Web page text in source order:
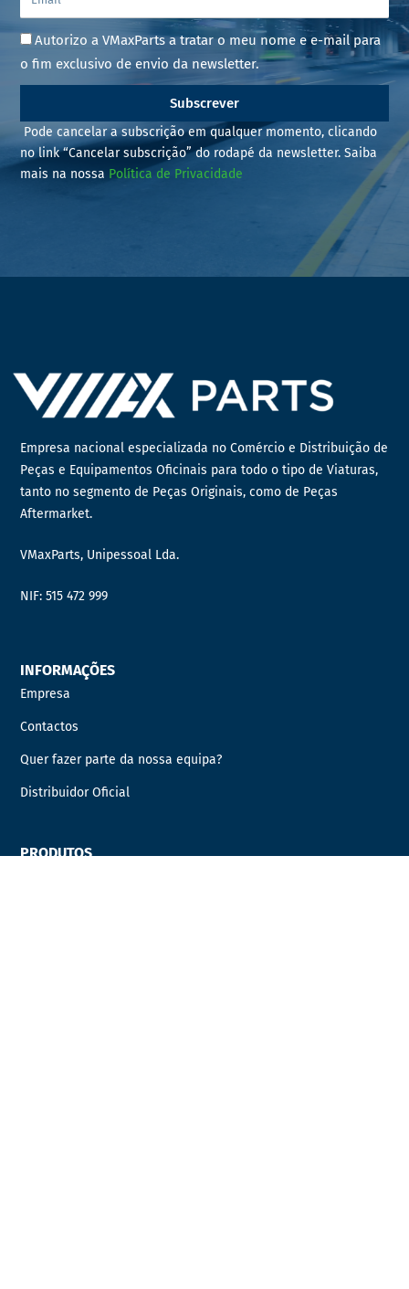
Autorizo a VMaxParts a tratar o meu nome e e-mail para
o fim exclusivo de envio da newsletter.
Subscrever
Pode cancelar a subscrição em qualquer momento, clicando
no link “Cancelar subscrição” do rodapé da newsletter. Saiba
mais na nossa Política de Privacidade
Empresa nacional especializada no Comércio e Distribuição de
Peças e Equipamentos Oficinais para todo o tipo de Viaturas,
tanto no segmento de Peças Originais, como de Peças
Aftermarket.
VMaxParts, Unipessoal Lda.
NIF: 515 472 999
INFORMAÇÕES
Empresa
Contactos
Quer fazer parte da nossa equipa?
Distribuidor Oficial
PRODUTOS